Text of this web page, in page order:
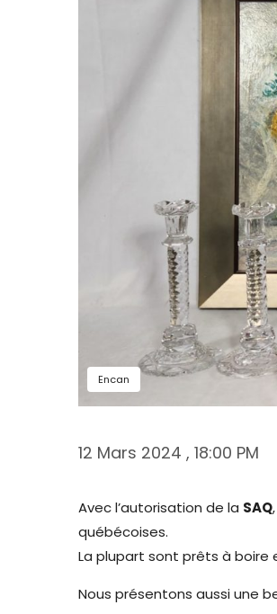
Encan
12 Mars 2024 , 18:00 PM
Avec l’autorisation de la SAQ
québécoises.
La plupart sont prêts à boire
Nous présentons aussi une